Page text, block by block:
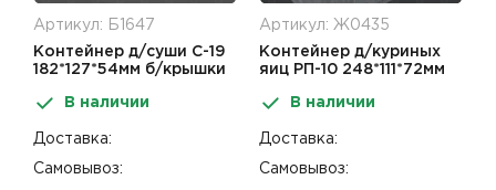
Артикул: Б1647
Контейнер д/суши С-19
182*127*54мм б/крышки
В наличии
Доставка:
Самовывоз:
Артикул: Ж0435
Контейнер д/куриных
яиц РП-10 248*111*72мм
В наличии
Доставка:
Самовывоз: